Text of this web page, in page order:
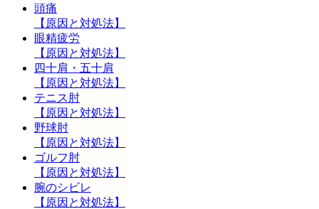
頭痛
【原因と対処法】
眼精疲労
【原因と対処法】
四十肩・五十肩
【原因と対処法】
テニス肘
【原因と対処法】
野球肘
【原因と対処法】
ゴルフ肘
【原因と対処法】
腕のシビレ
【原因と対処法】